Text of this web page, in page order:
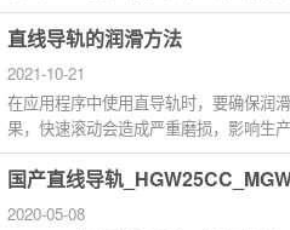
从有关紧急...
直线导轨的润滑方法
2021-10-21
在应用程序中使用直导轨时，要确保润
果，快速滚动会造成严重磨损，影响生
提高生产力...
国产直线导轨
2020-05-08